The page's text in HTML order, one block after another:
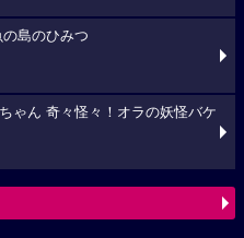
島のひみつ
ゃん 奇々怪々！オラの妖怪バケ